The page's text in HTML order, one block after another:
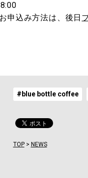
申込み方法は、後日
#blue bottle coffee
TOP> NEWS